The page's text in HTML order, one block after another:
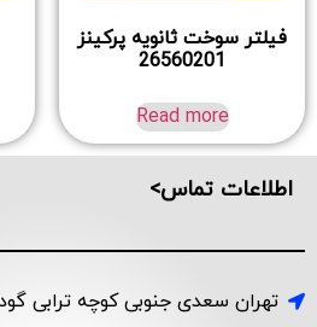
فیلتر سوخت ثانویه پرکینز
26560201
Read more
اطلاعات تماس>
تهران سعدی جنوبی کوچه ترابی